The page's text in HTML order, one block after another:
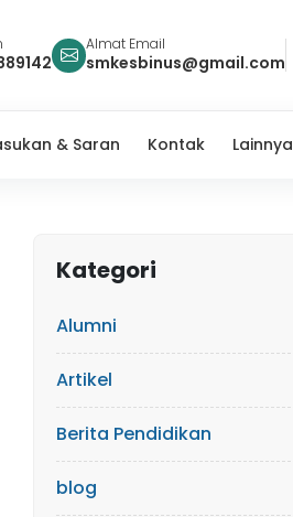
Almat Email
smkesbinus@gmail.com
& Saran Kontak Lainnya
Kategori
Alumni
Artikel
Berita Pendidikan
blog